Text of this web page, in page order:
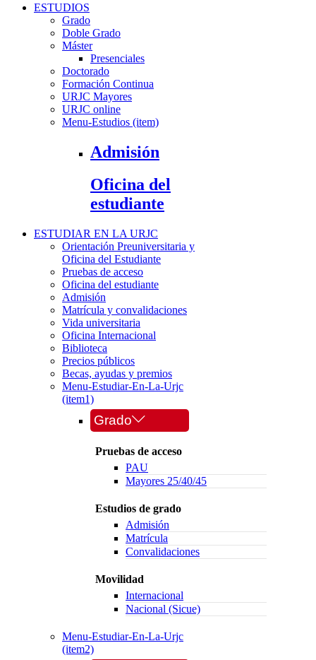
ESTUDIOS
Grado
Doble Grado
Máster
Presenciales
Doctorado
Formación Continua
URJC Mayores
URJC online
Menu-Estudios (item)
Admisión
Oficina del
estudiante
ESTUDIAR EN LA URJC
Orientación Preuniversitaria y
Oficina del Estudiante
Pruebas de acceso
Oficina del estudiante
Admisión
Matrícula y convalidaciones
Vida universitaria
Oficina Internacional
Biblioteca
Precios públicos
Becas, ayudas y premios
Menu-Estudiar-En-La-Urjc
(item1)
Grado
Pruebas de acceso
PAU
Mayores 25/40/45
Estudios de grado
Admisión
Matrícula
Convalidaciones
Movilidad
Internacional
Nacional (Sicue)
Menu-Estudiar-En-La-Urjc
(item2)